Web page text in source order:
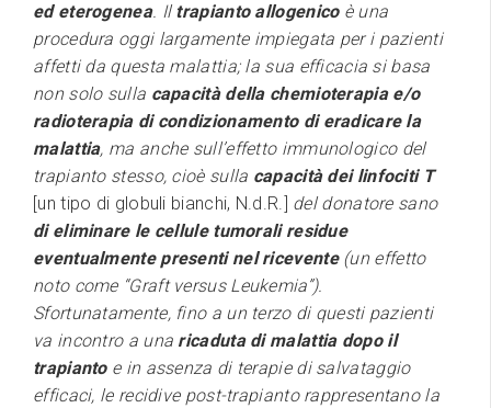
ed eterogenea. Iltrapianto allogenicoè una
procedura oggi largamente impiegata per i pazienti
affetti da questa malattia; la sua efficacia si basa
non solo sulla capacità della chemioterapia e/o
radioterapia di condizionamento di eradicare la
malattia, ma anche sull’effetto immunologico del
trapianto stesso, cioè sulla capacità dei linfociti T
[un tipo di globuli bianchi, N.d.R.] del donatore sano
di eliminare le cellule tumorali residue
eventualmente presenti nel ricevente(un effetto
noto come “Graft versus Leukemia”).
Sfortunatamente, fino a un terzo di questi pazienti
va incontro a una ricaduta di malattia dopo il
trapiantoe in assenza di terapie di salvataggio
efficaci, le recidive post-trapianto rappresentano la